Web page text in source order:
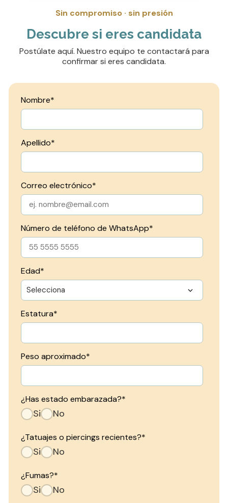
Sin compromiso · sin presión
Descubre si eres candidata
Postúlate aquí. Nuestro equipo te contactará para
confirmar si eres candidata.
Nombre*
Apellido*
Correo electrónico*
Número de teléfono de WhatsApp*
Edad*
Estatura*
Peso aproximado*
¿Has estado embarazada?*
Si No
¿Tatuajes o piercings recientes?*
Si No
¿Fumas?*
Si No